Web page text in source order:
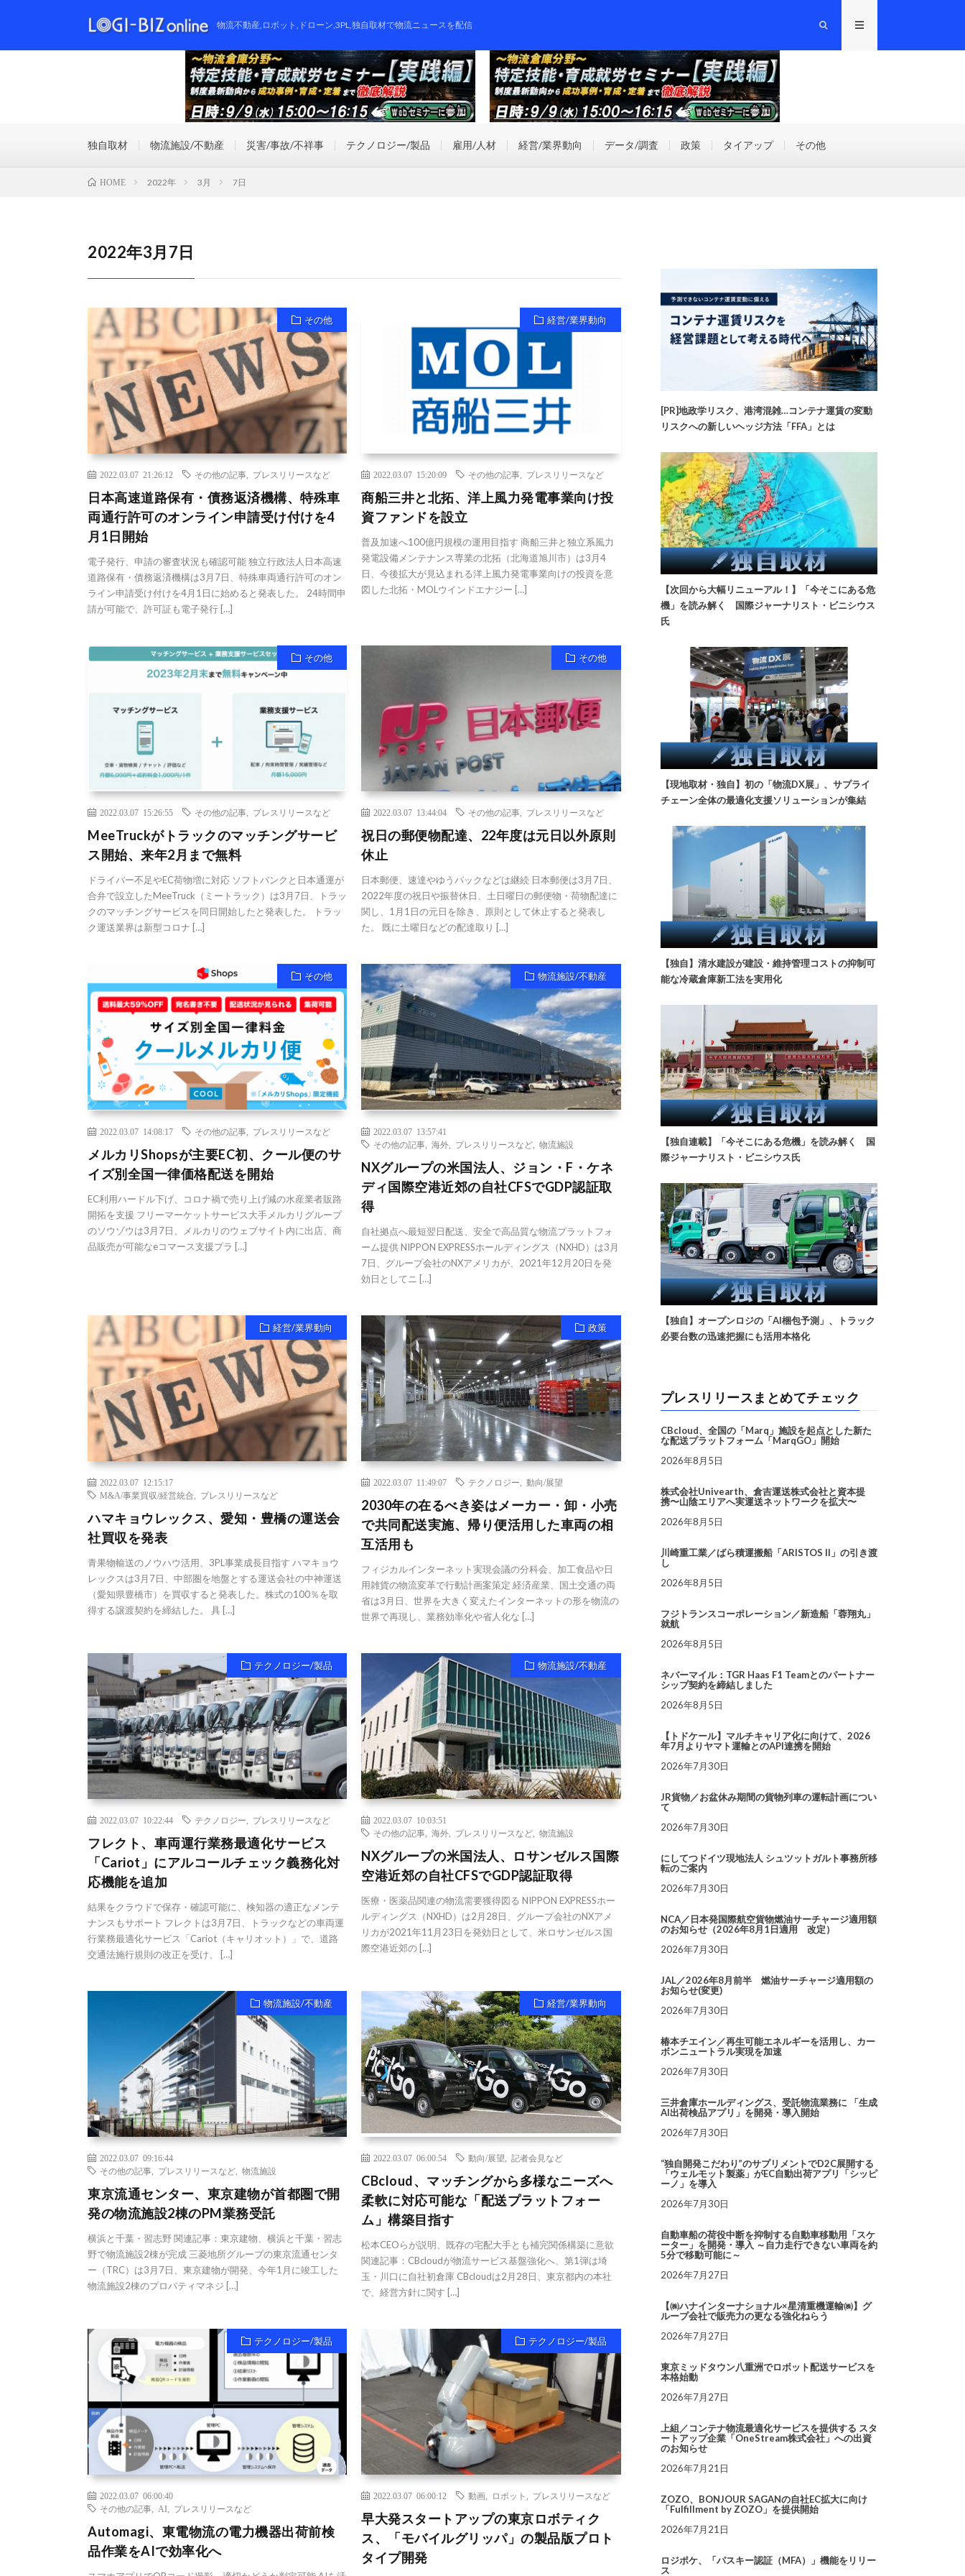
物流不動産,ロボット,ドローン,3PL,独自取材で物流ニュースを配信
独自取材 物流施設/不動産 災害/事故/不祥事 テクノロジー/製品 雇用/人材 経営/業界動向 データ/調査 政策 タイアップ その他
HOME 2022年 3月 7日
2022年3月7日
その他
2022.03.07 21:26:12 その他の記事 プレスリリースなど
日本高速道路保有・債務返済機構、特殊車
両通行許可のオンライン申請受け付けを4
月1日開始
電子発行、申請の審査状況も確認可能 独立行政法人日本高速
道路保有・債務返済機構は3月7日、特殊車両通行許可のオン
ライン申請受け付けを4月1日に始めると発表した。 24時間申
請が可能で、許可証も電子発行 […]
経営/業界動向
2022.03.07 15:20:09 その他の記事 プレスリリースなど
商船三井と北拓、洋上風力発電事業向け投
資ファンドを設立
普及加速へ100億円規模の運用目指す 商船三井と独立系風力
発電設備メンテナンス専業の北拓（北海道旭川市）は3月4
日、今後拡大が見込まれる洋上風力発電事業向けの投資を意
図した北拓・MOLウインドエナジー […]
その他
2022.03.07 15:26:55 その他の記事 プレスリリースなど
MeeTruckがトラックのマッチングサービ
ス開始、来年2月まで無料
ドライバー不足やEC荷物増に対応 ソフトバンクと日本通運が
合弁で設立したMeeTruck（ミートラック）は3月7日、トラッ
クのマッチングサービスを同日開始したと発表した。 トラッ
ク運送業界は新型コロナ […]
その他
2022.03.07 13:44:04 その他の記事 プレスリリースなど
祝日の郵便物配達、22年度は元日以外原則
休止
日本郵便、速達やゆうパックなどは継続 日本郵便は3月7日、
2022年度の祝日や振替休日、土日曜日の郵便物・荷物配達に
関し、1月1日の元日を除き、原則として休止すると発表し
た。 既に土曜日などの配達取り […]
その他
2022.03.07 14:08:17 その他の記事 プレスリリースなど
メルカリShopsが主要EC初、クール便のサ
イズ別全国一律価格配送を開始
EC利用ハードル下げ、コロナ禍で売り上げ減の水産業者販路
開拓を支援 フリーマーケットサービス大手メルカリグループ
のソウゾウは3月7日、メルカリのウェブサイト内に出店、商
品販売が可能なeコマース支援プラ […]
物流施設/不動産
2022.03.07 13:57:41
その他の記事 ,海外 プレスリリースなど ,物流施設
NXグループの米国法人、ジョン・F・ケネ
ディ国際空港近郊の自社CFSでGDP認証取
得
自社拠点へ最短翌日配送、安全で高品質な物流プラットフォ
ーム提供 NIPPON EXPRESSホールディングス（NXHD）は3月
7日、グループ会社のNXアメリカが、2021年12月20日を発
効日としてニ […]
経営/業界動向
2022.03.07 12:15:17
M&A/事業買収/経営統合
プレスリリースなど
ハマキョウレックス、愛知・豊橋の運送会
社買収を発表
青果物輸送のノウハウ活用、3PL事業成長目指す ハマキョウ
レックスは3月7日、中部圏を地盤とする運送会社の中神運送
（愛知県豊橋市）を買収すると発表した。株式の100％を取
得する譲渡契約を締結した。 具 […]
政策
2022.03.07 11:49:07 テクノロジー ,動向/展望
2030年の在るべき姿はメーカー・卸・小売
で共同配送実施、帰り便活用した車両の相
互活用も
フィジカルインターネット実現会議の分科会、加工食品や日
用雑貨の物流変革で行動計画案策定 経済産業、国土交通の両
省は3月日、世界を大きく変えたインターネットの形を物流の
世界で再現し、業務効率化や省人化な […]
テクノロジー/製品
2022.03.07 10:22:44 テクノロジー プレスリリースなど
フレクト、車両運行業務最適化サービス
「Cariot」にアルコールチェック義務化対
応機能を追加
結果をクラウドで保存・確認可能に、検知器の適正なメンテ
ナンスもサポート フレクトは3月7日、トラックなどの車両運
行業務最適化サービス「Cariot（キャリオット）」で、道路
交通法施行規則の改正を受け、 […]
物流施設/不動産
2022.03.07 10:03:51
その他の記事 ,海外 プレスリリースなど ,物流施設
NXグループの米国法人、ロサンゼルス国際
空港近郊の自社CFSでGDP認証取得
医療・医薬品関連の物流需要獲得図る NIPPON EXPRESSホー
ルディングス（NXHD）は2月28日、グループ会社のNXアメ
リカが2021年11月23日を発効日として、米ロサンゼルス国
際空港近郊の […]
物流施設/不動産
2022.03.07 09:16:44
その他の記事
プレスリリースなど 物流施設
東京流通センター、東京建物が首都圏で開
発の物流施設2棟のPM業務受託
横浜と千葉・習志野 関連記事：東京建物、横浜と千葉・習志
野で物流施設2棟が完成 三菱地所グループの東京流通センタ
ー（TRC）は3月7日、東京建物が開発、今年1月に竣工した
物流施設2棟のプロパティマネジ […]
経営/業界動向
2022.03.07 06:00:54 動向/展望 ,記者会見など
CBcloud、マッチングから多様なニーズへ
柔軟に対応可能な「配送プラットフォー
ム」構築目指す
松本CEOらが説明、既存の宅配大手とも補完関係構築に意欲
関連記事：CBcloudが物流サービス基盤強化へ、第1弾は埼
玉・川口に自社初倉庫 CBcloudは2月28日、東京都内の本社
で、経営方針に関す […]
テクノロジー/製品
2022.03.07 06:00:40
その他の記事
AI プレスリリースなど
Automagi、東電物流の電力機器出荷前検
品作業をAIで効率化へ
テクノロジー/製品
2022.03.07 06:00:12 動画 ロボット プレスリリースなど
早大発スタートアップの東京ロボティク
ス、「モバイルグリッパ」の製品版プロト
タイプ開発
[PR]地政学リスク、港湾混雑…コンテナ運賃の変動
リスクへの新しいヘッジ方法「FFA」とは
【次回から大幅リニューアル！】「今そこにある危
機」を読み解く 国際ジャーナリスト・ビニシウス
氏
【現地取材・独自】初の「物流DX展」、サプライ
チェーン全体の最適化支援ソリューションが集結
【独自】清水建設が建設・維持管理コストの抑制可
能な冷蔵倉庫新工法を実用化
【独自連載】「今そこにある危機」を読み解く 国
際ジャーナリスト・ビニシウス氏
【独自】オープンロジの「AI梱包予測」、トラック
必要台数の迅速把握にも活用本格化
プレスリリースまとめてチェック
CBcloud、全国の「Marq」施設を起点とした新た
な配送プラットフォーム「MarqGO」開始
2026年8月5日
株式会社Univearth、倉吉運送株式会社と資本提
携〜山陰エリアへ実運送ネットワークを拡大〜
2026年8月5日
川崎重工業／ばら積運搬船「ARISTOS II」の引き渡
し
2026年8月5日
フジトランスコーポレーション／新造船「蓉翔丸」
就航
2026年8月5日
ネバーマイル：TGR Haas F1 Teamとのパートナー
シップ契約を締結しました
2026年8月5日
【トドケール】マルチキャリア化に向けて、2026
年7月よりヤマト運輸とのAPI連携を開始
2026年7月30日
JR貨物／お盆休み期間の貨物列車の運転計画につい
て
2026年7月30日
にしてつドイツ現地法人 シュツットガルト事務所移
転のご案内
2026年7月30日
NCA／日本発国際航空貨物燃油サーチャージ適用額
のお知らせ（2026年8月1日適用 改定）
2026年7月30日
JAL／2026年8月前半 燃油サーチャージ適用額の
お知らせ(変更)
2026年7月30日
椿本チエイン／再生可能エネルギーを活用し、カー
ボンニュートラル実現を加速
2026年7月30日
三井倉庫ホールディングス、受託物流業務に 「生成
AI出荷検品アプリ」を開発・導入開始
2026年7月30日
“独自開発こだわり”のサプリメントでD2C展開する
「ウェルモット製薬」がEC自動出荷アプリ「シッピ
ーノ」を導入
2026年7月30日
自動車船の荷役中断を抑制する自動車移動用「スケ
ーター」を開発・導入 ～自力走行できない車両を約
5分で移動可能に～
2026年7月27日
【㈱ハナインターナショナル×星清重機運輸㈱】グ
ループ会社で販売力の更なる強化ねらう
2026年7月27日
東京ミッドタウン八重洲でロボット配送サービスを
本格始動
2026年7月27日
上組／コンテナ物流最適化サービスを提供する スタ
ートアップ企業「OneStream株式会社」への出資
のお知らせ
2026年7月21日
ZOZO、BONJOUR SAGANの自社EC拡大に向け
「Fulfillment by ZOZO」を提供開始
2026年7月21日
ロジポケ、「パスキー認証（MFA）」機能をリリー
ス